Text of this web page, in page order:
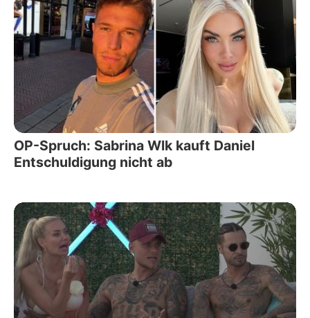
OP-Spruch: Sabrina Wlk kauft Daniel
Entschuldigung nicht ab